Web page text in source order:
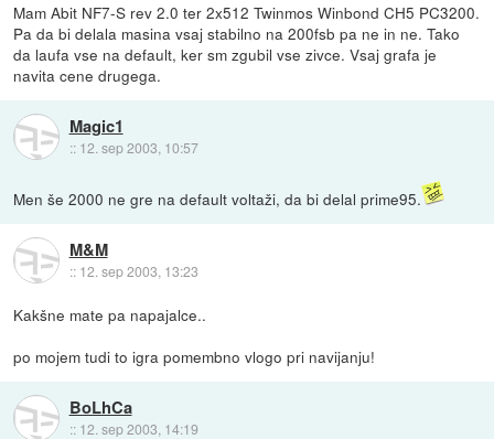
Mam Abit NF7-S rev 2.0 ter 2x512 Twinmos Winbond CH5 PC3200.
Pa da bi delala masina vsaj stabilno na 200fsb pa ne in ne. Tako
da laufa vse na default, ker sm zgubil vse zivce. Vsaj grafa je
navita cene drugega.
Magic1
:: 12. sep 2003, 10:57
Men še 2000 ne gre na default voltaži, da bi delal prime95.
M&M
:: 12. sep 2003, 13:23
Kakšne mate pa napajalce..
po mojem tudi to igra pomembno vlogo pri navijanju!
BoLhCa
:: 12. sep 2003, 14:19